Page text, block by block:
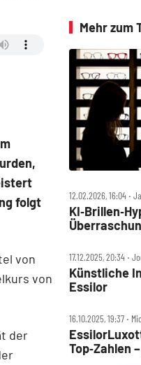
folgt
von
von
der
Mehr zum
12.02.2026, 16:04 ‧
17.12.2025, 20:34 ‧
Künstliche
Essilor
16.10.2025, 19:37 ‧
Top‑Zahlen